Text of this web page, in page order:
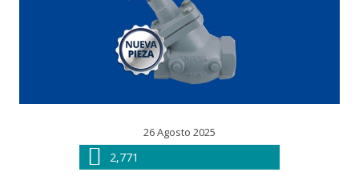
26 Agosto 2025
2,771